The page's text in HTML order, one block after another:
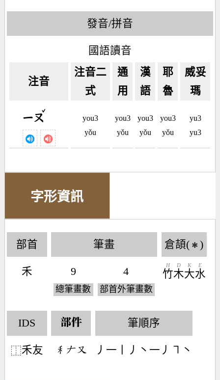
發音/拼音
國語讀音
注音
注音二
式
通
用
漢
語
耶
魯
威妥
瑪
ㄧㄡ
ˇ
you3
yǒu
you3
yǒu
you3
yǒu
you3
yǒu
yu3
yu3
字形資訊
部首
禾
筆畫
9
總筆畫數
4
部首外筆畫數
倉頡( ✱ )
竹
H
木
D
大
K
水
E
IDS
⿰禾友
部件
󶅅󶀖󶁓
筆順序
丿一丨丿丶一丿㇕丶